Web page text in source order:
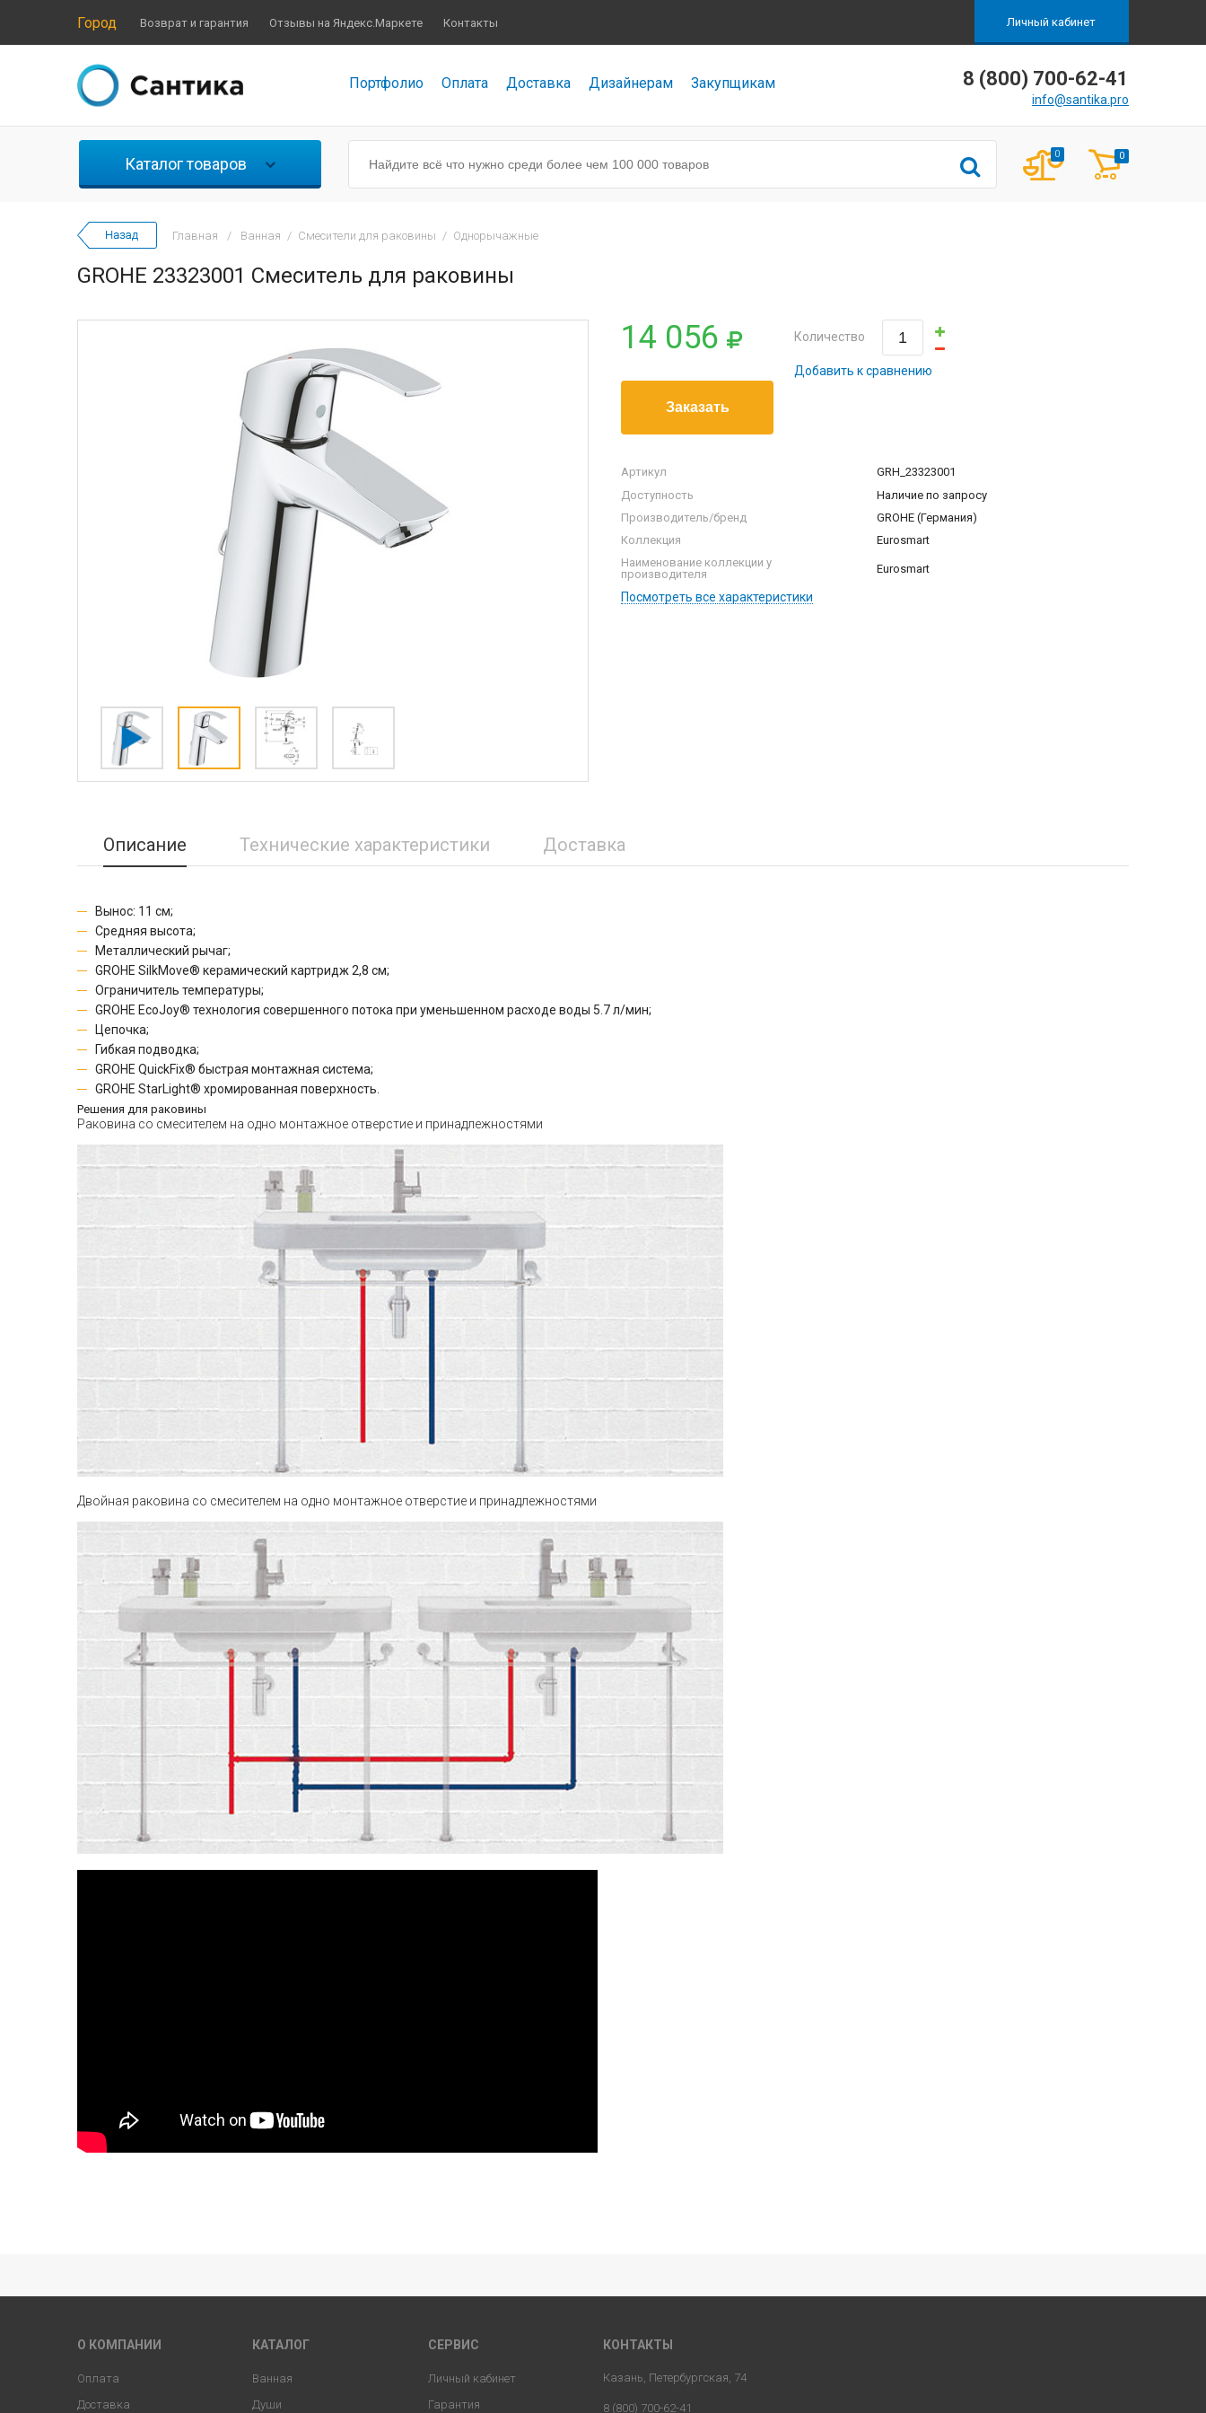
Город Возврат и гарантия Отзывы на Яндекс.Маркете Контакты Личный кабинет
Портфолио Оплата Доставка Дизайнерам Закупщикам 8 (800) 700-62-41
info@santika.pro
Каталог товаров
0 0
Главная / Ванная / Смесители для раковины / Однорычажные
GROHE 23323001 Смеситель для раковины
14 056 Количество
Добавить к сравнению
Артикул
GRH_23323001
Доступность
Наличие по запросу
Производитель/бренд
GROHE (Германия)
Коллекция
Eurosmart
Наименование коллекции у
производителя
Eurosmart
Посмотреть все характеристики
Описание Технические характеристики Доставка
Вынос: 11 см;
Средняя высота;
Металлический рычаг;
GROHE SilkMove® керамический картридж 2,8 см;
Ограничитель температуры;
GROHE EcoJoy® технология совершенного потока при уменьшенном расходе воды 5.7 л/мин;
Цепочка;
Гибкая подводка;
GROHE QuickFix® быстрая монтажная система;
GROHE StarLight® хромированная поверхность.
Решения для раковины
Раковина со смесителем на одно монтажное отверстие и принадлежностями
Двойная раковина со смесителем на одно монтажное отверстие и принадлежностями
О КОМПАНИИ
Оплата
Доставка
КАТАЛОГ
Ванная
Души
СЕРВИС
Личный кабинет
Гарантия
КОНТАКТЫ
Казань, Петербургская, 74
8 (800) 700-62-41